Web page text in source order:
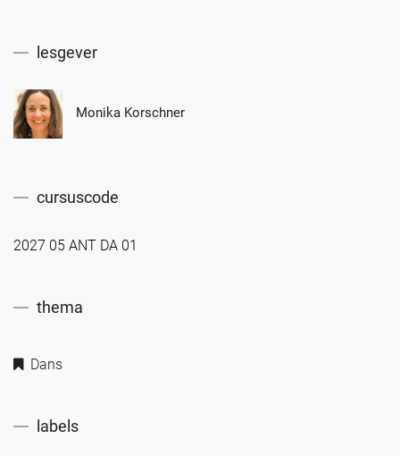
lesgever
Monika Korschner
cursuscode
2027 05 ANT DA 01
thema
Dans
labels